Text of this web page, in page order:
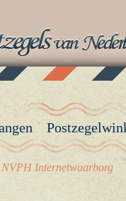
NVPH Internetwaarborg